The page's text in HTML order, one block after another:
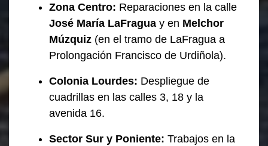
Zona Centro: Reparaciones en la calle
José María LaFragua y en Melchor
Múzquiz (en el tramo de LaFragua a
Prolongación Francisco de Urdiñola).
Colonia Lourdes: Despliegue de
cuadrillas en las calles 3, 18 y la
avenida 16.
Sector Sur y Poniente: Trabajos en la